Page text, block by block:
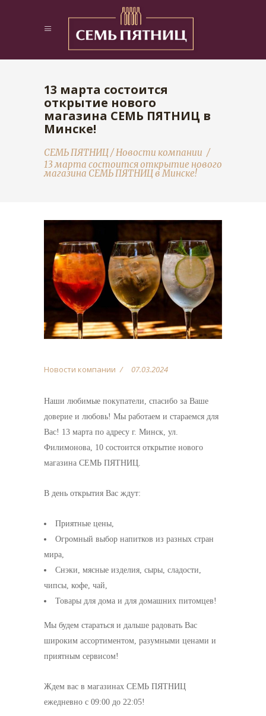
13 марта состоится
открытие нового
магазина СЕМЬ ПЯТНИЦ в
Минске!
СЕМЬ ПЯТНИЦ/Новости компании /
13 марта состоится открытие нового
магазина СЕМЬ ПЯТНИЦ в Минске!
Новости компании 07.03.2024
Наши любимые покупатели, спасибо за Ваше
доверие и любовь! Мы работаем и стараемся для
Вас! 13 марта по адресу г. Минск, ул.
Филимонова, 10 состоится открытие нового
магазина СЕМЬ ПЯТНИЦ.
В день открытия Вас ждут:
Приятные цены,
Огромный выбор напитков из разных стран
мира,
Снэки, мясные изделия, сыры, сладости,
чипсы, кофе, чай,
Товары для дома и для домашних питомцев!
Мы будем стараться и дальше радовать Вас
широким ассортиментом, разумными ценами и
приятным сервисом!
Ждем вас в магазинах СЕМЬ ПЯТНИЦ
ежедневно с 09:00 до 22:05!